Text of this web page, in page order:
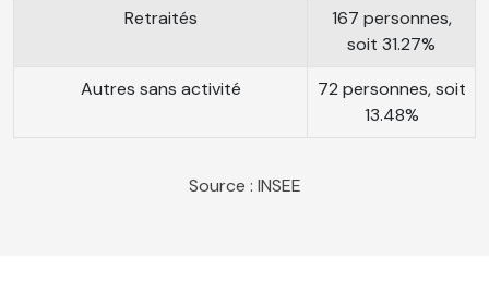
Retraités
167 personnes,
soit 31.27%
Autres sans activité
72 personnes, soit
13.48%
Source : INSEE